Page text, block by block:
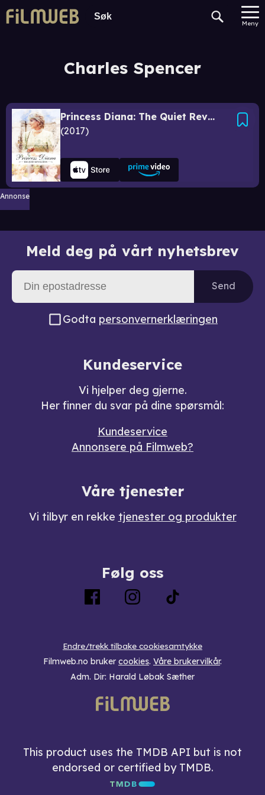
Meny
Charles Spencer
Princess Diana: The Quiet Revolution
2017
Annonse
Meld deg på vårt nyhetsbrev
Send
Godta personvernerklæringen
Kundeservice
Vi hjelper deg gjerne.
Her finner du svar på dine spørsmål:
Kundeservice
Annonsere på Filmweb?
Våre tjenester
Vi tilbyr en rekke tjenester og produkter
Følg oss
Endre/trekk tilbake cookiesamtykke
Filmweb.no bruker cookies. Våre brukervilkår.
Adm. Dir: Harald Løbak Sæther
This product uses the TMDB API but is not
endorsed or certified by TMDB.